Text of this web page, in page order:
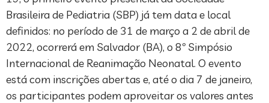
Brasileira de Pediatria (SBP) já tem data e local
definidos: no período de 31 de março a 2 de abril de
2022, ocorrerá em Salvador (BA), o 8º Simpósio
Internacional de Reanimação Neonatal. O evento
está com inscrições abertas e, até o dia 7 de janeiro,
os participantes podem aproveitar os valores antes